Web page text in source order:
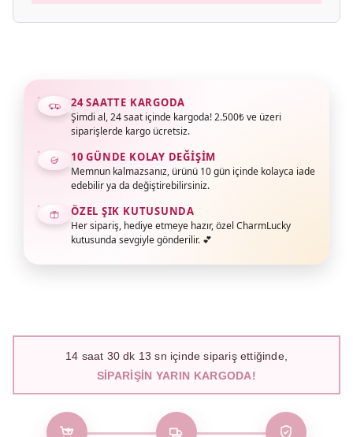
24 SAATTE KARGODA
Şimdi al, 24 saat içinde kargoda! 2.500₺ ve üzeri
siparişlerde kargo ücretsiz.
10 GÜNDE KOLAY DEĞIŞIM
Memnun kalmazsanız, ürünü 10 gün içinde kolayca iade
edebilir ya da değiştirebilirsiniz.
ÖZEL ŞIK KUTUSUNDA
Her sipariş, hediye etmeye hazır, özel CharmLucky
kutusunda sevgiyle gönderilir. 💕
14 saat 30dk 12 sn içinde sipariş ettiğinde,
SIPARIŞIN YARIN KARGODA!